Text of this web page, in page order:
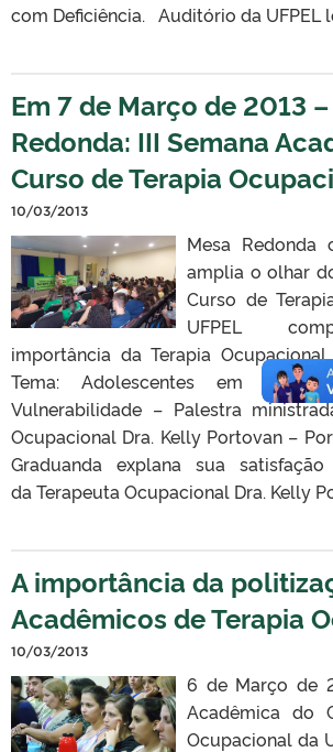
com Deficiência. Auditório da UFPEL
Em 7 de Março de 2013
Redonda: III Semana
Curso de Terapia
10/03/2013
Mesa Redonda
amplia o olhar
Curso de
UFPEL
importância da Terapia
Tema: Adolescentes em
Vulnerabilidade – Palestra
Ocupacional Dra. Kelly Portovan –
Graduanda explana sua
da Terapeuta Ocupacional Dra. Kelly
A importância da
Acadêmicos de Terapia
10/03/2013
6 de Março de
Acadêmica do
Ocupacional da